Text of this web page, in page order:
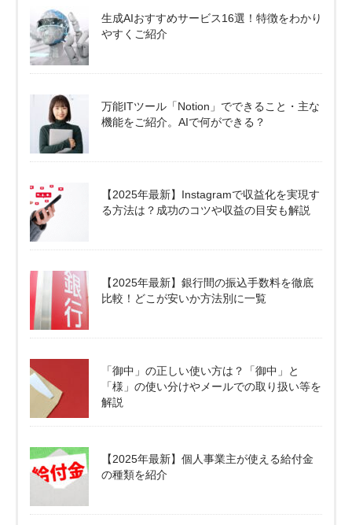
生成AIおすすめサービス16選！特徴をわかり
やすくご紹介
万能ITツール「Notion」でできること・主な
機能をご紹介。AIで何ができる？
【2025年最新】Instagramで収益化を実現す
る方法は？成功のコツや収益の目安も解説
【2025年最新】銀行間の振込手数料を徹底
比較！どこが安いか方法別に一覧
「御中」の正しい使い方は？「御中」と
「様」の使い分けやメールでの取り扱い等を
解説
【2025年最新】個人事業主が使える給付金
の種類を紹介